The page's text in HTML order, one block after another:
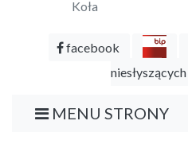
Koła
facebook
niesłyszących
MENU STRONY